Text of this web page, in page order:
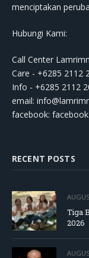
menciptakan
Hubungi Kami:
Call Center
Care - +6285 2112
Info - +6285 2112
email:
facebook:
RECENT POSTS
Tiga
2026